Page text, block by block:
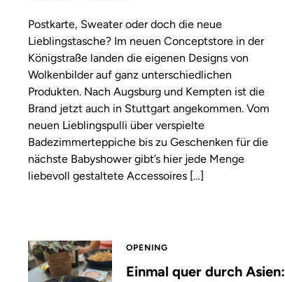
Postkarte, Sweater oder doch die neue
Lieblingstasche? Im neuen Conceptstore in der
Königstraße landen die eigenen Designs von
Wolkenbilder auf ganz unterschiedlichen
Produkten. Nach Augsburg und Kempten ist die
Brand jetzt auch in Stuttgart angekommen. Vom
neuen Lieblingspulli über verspielte
Badezimmerteppiche bis zu Geschenken für die
nächste Babyshower gibt’s hier jede Menge
liebevoll gestaltete Accessoires […]
OPENING
Einmal quer durch Asien: